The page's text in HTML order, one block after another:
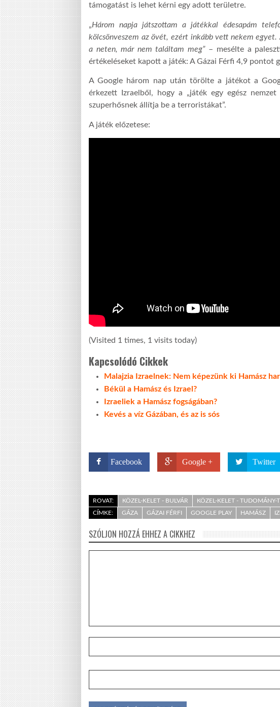
támogatást is lehet kérni egy adott területre.
„Három napja játszottam a játékkal édesapám
kölcsönveszem az övét, ezért inkább vett nekem
a neten, már nem találtam meg”– mesélte a
értékeléseket kapott a játék: A Gázai Férfi 4,9 pontot
A Google három nap után törölte a játékot a
érkezett Izraelből, hogy a „játék egy egész
szuperhősnek állítja be a terroristákat”.
A játék előzetese:
(Visited 1 times, 1 visits today)
Kapcsolódó Cikkek
Malajzia Izraelnek: Nem képezünk ki Hamász
Békül a Hamász és Izrael?
Izraeliek a Hamász fogságában?
Kevés a víz Gázában, és az is sós
Facebook Google + Twitter
ROVAT: KÖZEL-KELET - BULVÁR
KÖZEL-KELET - TUDOMÁNY-
CÍMKE:
GÁZA GÁZAI FÉRFI GOOGLE PLAY HAMÁSZ
SZÓLJON HOZZÁ EHHEZ A CIKKHEZ